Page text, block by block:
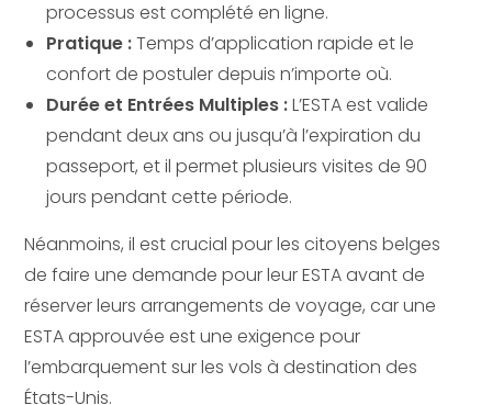
processus est complété en ligne.
Pratique :Temps d’application rapide et le
confort de postuler depuis n’importe où.
Durée et Entrées Multiples :L’ESTA est valide
pendant deux ans ou jusqu’à l’expiration du
passeport, et il permet plusieurs visites de 90
jours pendant cette période.
Néanmoins, il est crucial pour les citoyens belges
de faire une demande pour leur ESTA avant de
réserver leurs arrangements de voyage, car une
ESTA approuvée est une exigence pour
l’embarquement sur les vols à destination des
États-Unis.